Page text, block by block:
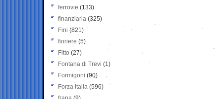
ferrovie (133)
finanziaria (325)
Fini (821)
fioriere (5)
Fitto (27)
Fontana di Trevi (1)
Formigoni (90)
Forza Italia (596)